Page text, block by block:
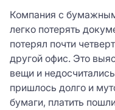
Компания с
легко потерять
потерял почти
другой офис. Это
вещи и
пришлось долго и
бумаги, платить